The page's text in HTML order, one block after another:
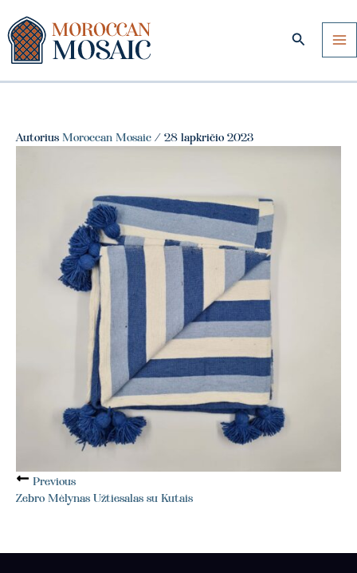
prie
turinio
Paieška
Autorius Moroccan Mosaic / 28 lapkričio 2023
Previous
Zebro Mėlynas Užtiesalas su Kutais